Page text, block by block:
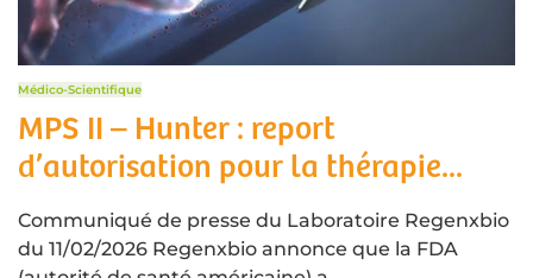
Médico-Scientifique
MPS II – Hunter : report
d’autorisation pour la thérapie...
Communiqué de presse du Laboratoire Regenxbio
du 11/02/2026 Regenxbio annonce que la FDA